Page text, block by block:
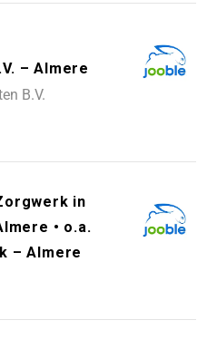
– Almere
B.V.
in
• o.a.
– Almere